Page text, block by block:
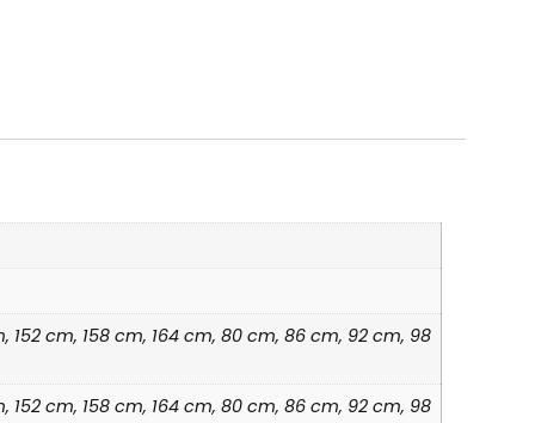
152 cm, 158 cm, 164 cm, 80 cm, 86 cm, 92 cm, 98
152 cm, 158 cm, 164 cm, 80 cm, 86 cm, 92 cm, 98